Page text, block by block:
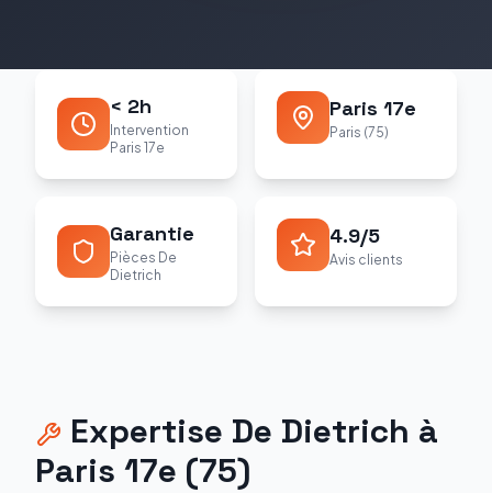
< 2h
Intervention
Paris 17e
Paris 17e
Paris (75)
Garantie
Pièces De
Dietrich
4.9/5
Avis clients
Expertise De Dietrich à
Paris 17e (75)